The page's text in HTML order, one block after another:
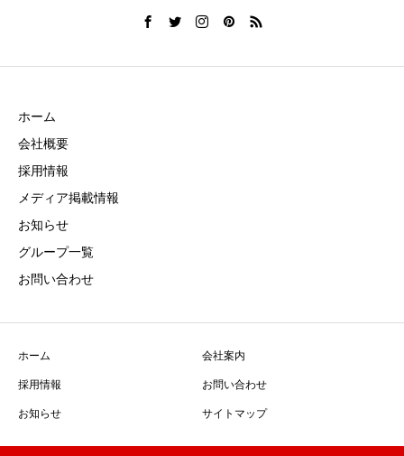
ホーム
会社概要
採用情報
メディア掲載情報
お知らせ
グループ一覧
お問い合わせ
ホーム 会社案内
採用情報 お問い合わせ
お知らせ サイトマップ